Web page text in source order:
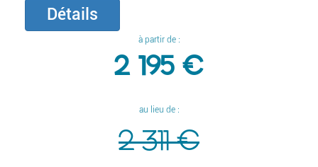
Détails
à partir de :
2 195 €
au lieu de :
2 311 €